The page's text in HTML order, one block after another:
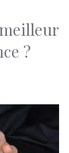
?